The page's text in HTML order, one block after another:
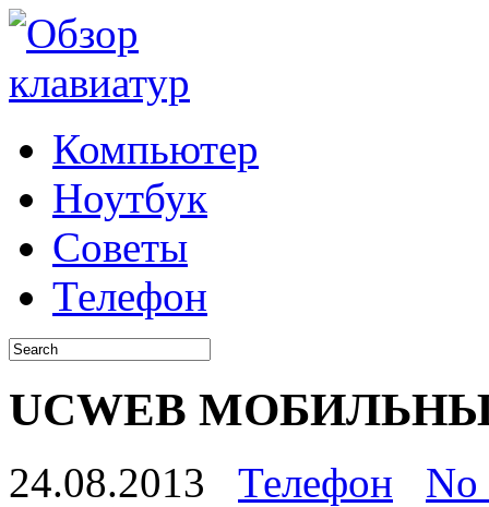
Компьютер
Ноутбук
Советы
Телефон
UCWEB
24.08.2013 Телефон No